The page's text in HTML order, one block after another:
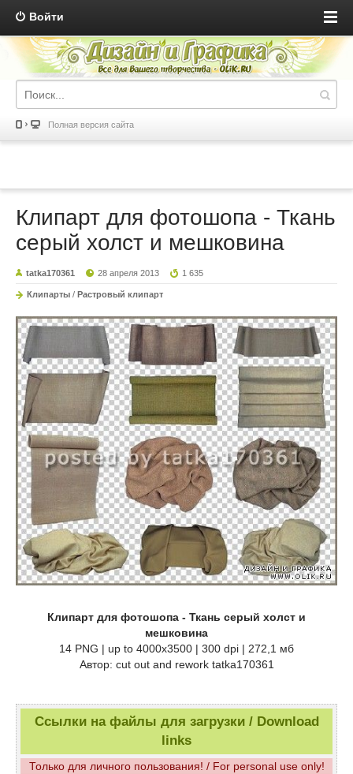
Войти
Полная версия сайта
Клипарт для фотошопа - Ткань
серый холст и мешковина
tatka170361 28 апреля 2013 1 635
Клипарты / Растровый клипарт
Клипарт для фотошопа - Ткань серый холст и
мешковина
14 PNG | up to 4000x3500 | 300 dpi | 272,1 мб
Автор: cut out and rework tatka170361
Ссылки на файлы для загрузки / Download
links
Только для личного пользования! / For personal use only!